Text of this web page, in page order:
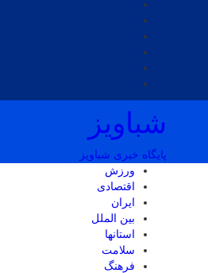
شباویز
پایگاه خبری شباویز
ورزش
اقتصادی
ایران
بین الملل
استانها
سلامت
فرهنگ